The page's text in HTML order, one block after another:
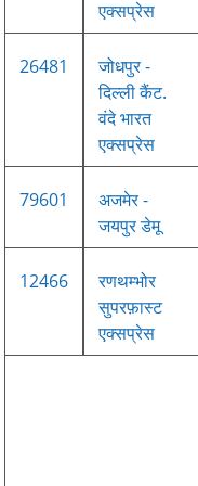
एक्सप्रेस
26481
जोधपुर -
दिल्ली कैंट.
वंदे भारत
एक्सप्रेस
79601
अजमेर -
जयपुर डेमू
12466
रणथम्भोर
सुपरफ़ास्ट
एक्सप्रेस